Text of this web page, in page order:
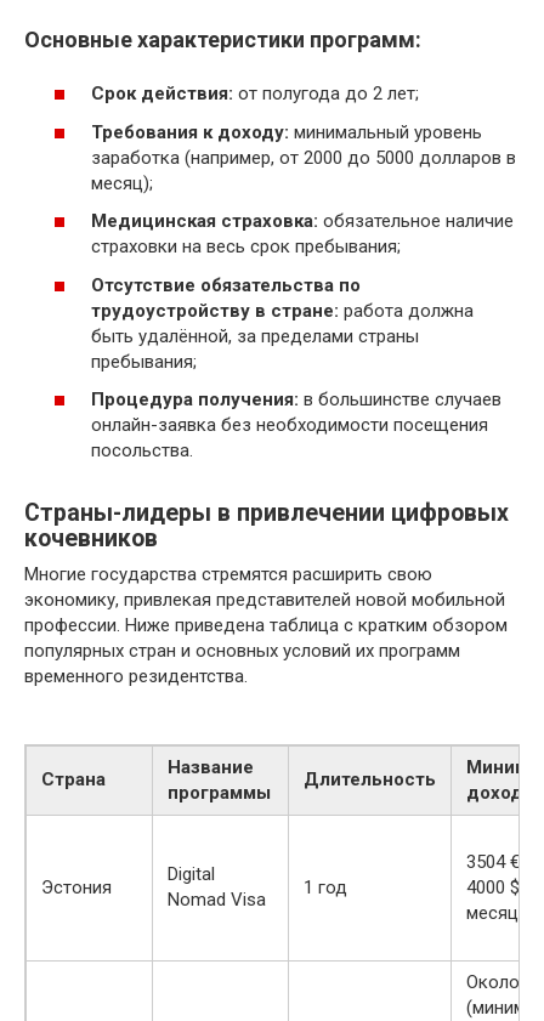
Основные характеристики программ:
Срок действия: от полугода до 2 лет;
Требования к доходу: минимальный уровень
заработка (например, от 2000 до 5000 долларов в
месяц);
Медицинская страховка: обязательное наличие
страховки на весь срок пребывания;
Отсутствие обязательства по
трудоустройству в стране: работа должна
быть удалённой, за пределами страны
пребывания;
Процедура получения: в большинстве случаев
онлайн-заявка без необходимости посещения
посольства.
Страны-лидеры в привлечении цифровых
кочевников
Многие государства стремятся расширить свою
экономику, привлекая представителей новой мобильной
профессии. Ниже приведена таблица с кратким обзором
популярных стран и основных условий их программ
временного резидентства.
Страна
Название
программы
Длительность
доход
Эстония
Digital
Nomad Visa
1 год
3504 €
4000 $) в
месяц
Около